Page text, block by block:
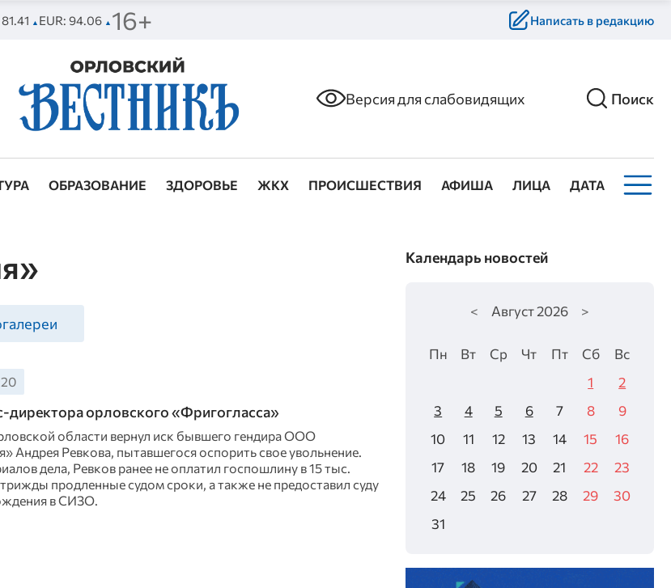
▲ EUR: 94.06 ▲ 16+ Написать в редакцию
Версия для слабовидящих Поиск
ОБРАЗОВАНИЕ ЗДОРОВЬЕ ЖКХ ПРОИСШЕСТВИЯ АФИША ЛИЦА ДАТА
директора орловского «Фригогласса»
области вернул иск бывшего гендира ООО
Андрея Ревкова, пытавшегося оспорить свое увольнение.
дела, Ревков ранее не оплатил госпошлину в 15 тыс.
продленные судом сроки, а также не предоставил суду
в СИЗО.
Календарь новостей
< Август2026 >
Пн Вт Ср Чт Пт Сб
Вс
1
2
3
4 5 6 7 8
9
10
11 12 13 14 15
16
17
18 19 20 21 22
23
24
25 26 27 28 29
30
31